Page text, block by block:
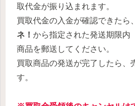
取代金が振り込まれます。
買取代金の入金が確認できたら
ネ！ から指定された発送期限内
商品を郵送してください。
買取商品の発送が完了したら、
す。